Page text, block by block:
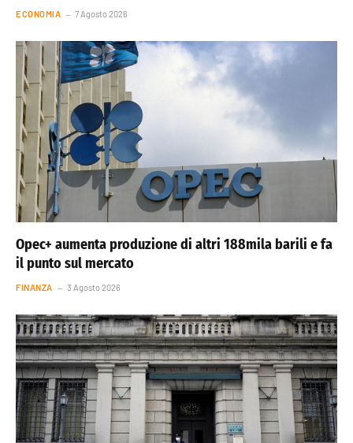
ECONOMIA 7 Agosto 2026
Opec+ aumenta produzione di altri 188mila barili e fa
il punto sul mercato
FINANZA 3 Agosto 2026